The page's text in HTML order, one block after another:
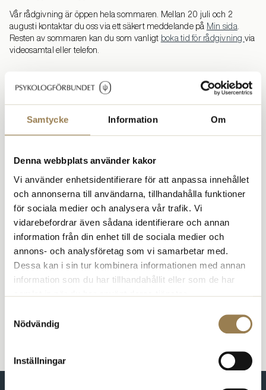
Samtycke Information Om
Denna webbplats använder kakor
Vi använder enhetsidentifierare för att anpassa innehållet
och annonserna till användarna, tillhandahålla funktioner
för sociala medier och analysera vår trafik. Vi
vidarebefordrar även sådana identifierare och annan
information från din enhet till de sociala medier och
annons- och analysföretag som vi samarbetar med.
Dessa kan i sin tur kombinera informationen med annan
information som du har tillhandahållit eller som de har
samlat in när du har använt deras tjänster.
Nödvändig
Inställningar
Vår rådgivning är öppen hela sommaren. Mellan 20 juli och 2
augusti kontaktar du oss via ett säkert meddelande på Min sida
Resten av sommaren kan du som vanligt boka tid för rådgivning via
videosamtal eller telefon.
Medlemsservice
Behöver du hjälp med medlemskap, fakturor eller din
tidningsprenumeration? Du kan skicka ett säkert meddelande till
Ring 08-567 06 400 (knappval 1).
Specialistutbildning
Ring 08-567 06 400 (knappval 4), torsdagar 13.30–15.00 – utom 6
Mejlen är bemannad hela sommaren förutom vecka 29 (13-19 juli).
Press
För pressförfrågningar kontakta Helena Faxgård,